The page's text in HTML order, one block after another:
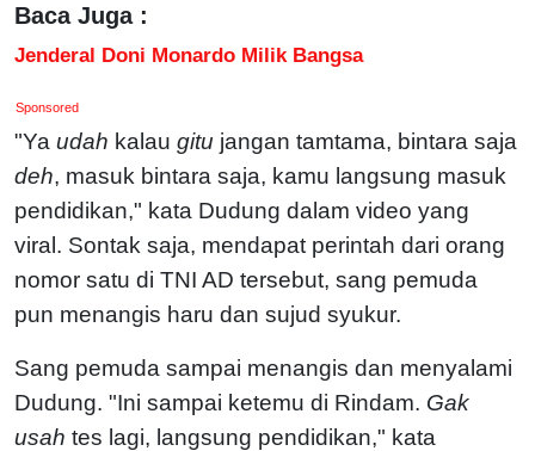
Baca Juga :
Jenderal Doni Monardo Milik Bangsa
Sponsored
"Ya udah kalau gitu jangan tamtama, bintara saja
deh, masuk bintara saja, kamu langsung masuk
pendidikan," kata Dudung dalam video yang
viral. Sontak saja, mendapat perintah dari orang
nomor satu di TNI AD tersebut, sang pemuda
pun menangis haru dan sujud syukur.
Sang pemuda sampai menangis dan menyalami
Dudung. "Ini sampai ketemu di Rindam. Gak
usah tes lagi, langsung pendidikan," kata